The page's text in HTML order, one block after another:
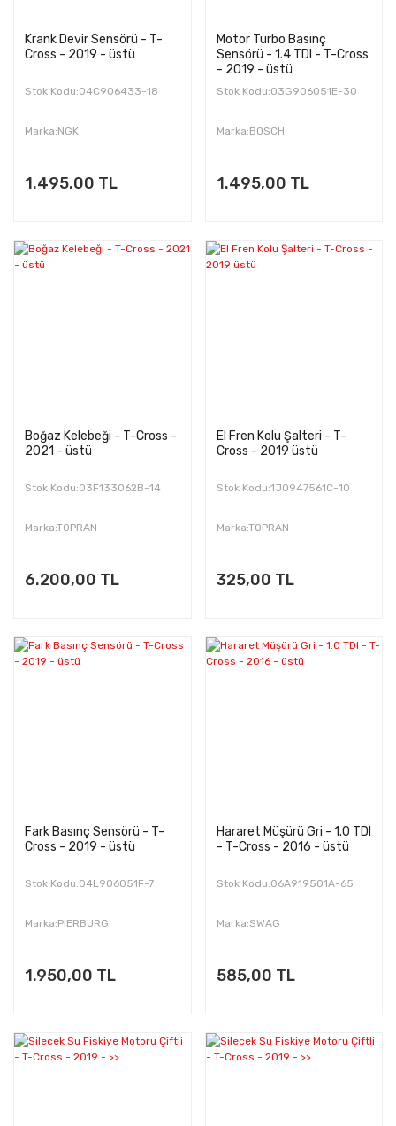
Krank Devir Sensörü - T-
Cross - 2019 - üstü
Stok Kodu:04C906433-18
Marka:NGK
1.495,00 TL
Motor Turbo Basınç
Sensörü - 1.4 TDI - T-Cross
- 2019 - üstü
Stok Kodu:03G906051E-30
Marka:BOSCH
1.495,00 TL
Boğaz Kelebeği - T-Cross -
2021 - üstü
Stok Kodu:03F133062B-14
Marka:TOPRAN
6.200,00 TL
El Fren Kolu Şalteri - T-
Cross - 2019 üstü
Stok Kodu:1J0947561C-10
Marka:TOPRAN
325,00 TL
Fark Basınç Sensörü - T-
Cross - 2019 - üstü
Stok Kodu:04L906051F-7
Marka:PIERBURG
1.950,00 TL
Hararet Müşürü Gri - 1.0 TDI
- T-Cross - 2016 - üstü
Stok Kodu:06A919501A-65
Marka:SWAG
585,00 TL